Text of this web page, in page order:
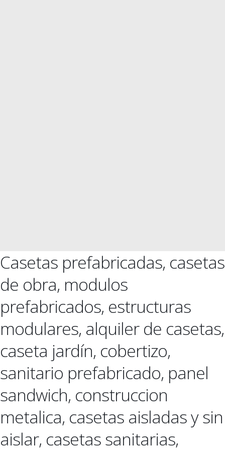
Casetas prefabricadas, casetas
de obra, modulos
prefabricados, estructuras
modulares, alquiler de casetas,
caseta jardín, cobertizo,
sanitario prefabricado, panel
sandwich, construccion
metalica, casetas aisladas y sin
aislar, casetas sanitarias,